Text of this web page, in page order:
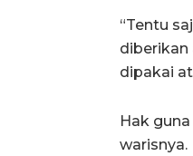
“Tentu
diberikan
dipakai
Hak
warisnya.